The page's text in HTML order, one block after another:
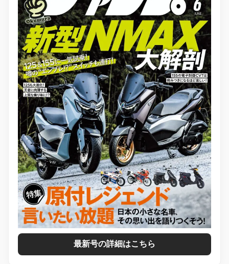
最新号の詳細はこちら